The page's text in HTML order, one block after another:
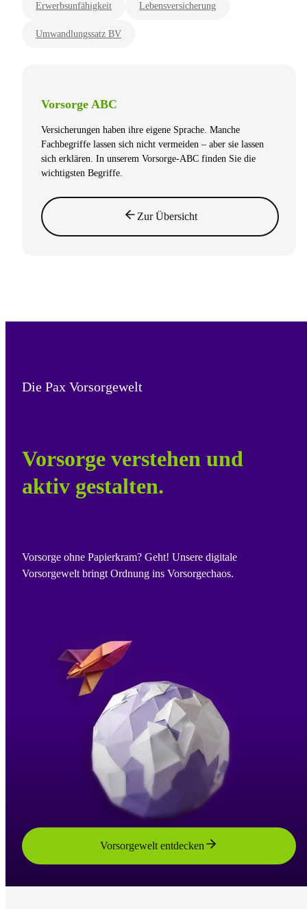
Erwerbsunfähigkeit Lebensversicherung
Umwandlungssatz BV
Vorsorge ABC
Versicherungen haben ihre eigene Sprache. Manche
Fachbegriffe lassen sich nicht vermeiden – aber sie lassen
sich erklären. In unserem Vorsorge-ABC finden Sie die
wichtigsten Begriffe.
Zur Übersicht
Die Pax Vorsorgewelt
Vorsorge verstehen und
aktiv gestalten.
Vorsorge ohne Papierkram? Geht! Unsere digitale
Vorsorgewelt bringt Ordnung ins Vorsorgechaos.
Vorsorgewelt entdecken